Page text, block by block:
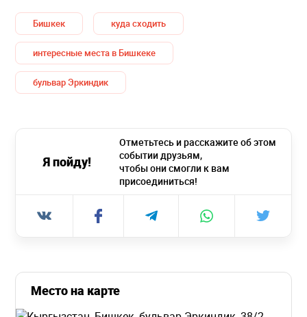
Бишкек куда сходить
интересные места в Бишкеке
бульвар Эркиндик
Я пойду!
Отметьтесь и расскажите об этом
событии друзьям,
чтобы они смогли к вам
присоединиться!
Место на карте